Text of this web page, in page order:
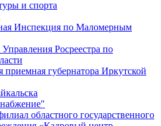
и спорта
Инспекция по Маломерным
Росреестра по
приемная губернатора Иркутской
областного государственного